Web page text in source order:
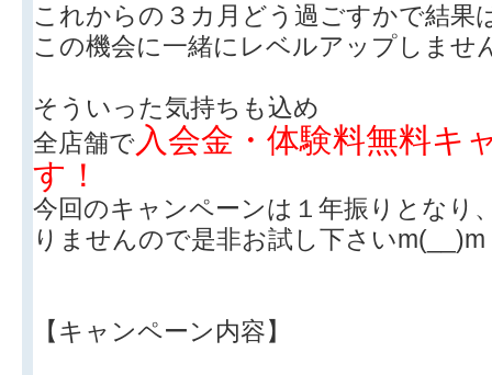
これからの３カ月どう過ごすかで結果
この機会に一緒にレベルアップしませ
そういった気持ちも込め
全店舗で入会金・体験料無料キ
す！
今回のキャンペーンは１年振りとなり
りませんので是非お試し下さいm(__)m
【キャンペーン内容】